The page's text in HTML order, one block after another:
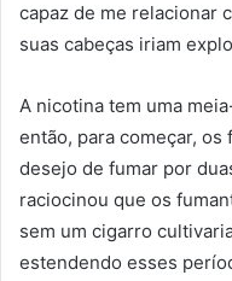
capaz de me relacionar
suas cabeças iriam
A nicotina tem uma
então, para começar,
desejo de fumar por
raciocinou que os
sem um cigarro
estendendo esses